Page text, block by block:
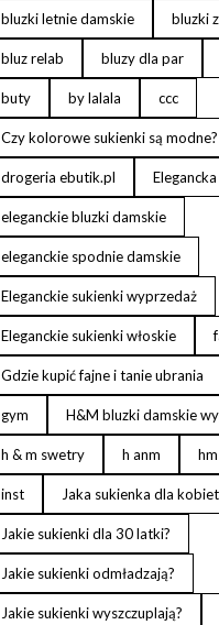
bluzki letnie damskie bluzki
bluz relab bluzy dla par
buty by lalala ccc
Czy kolorowe sukienki są modne?
drogeria ebutik.pl
eleganckie bluzki damskie
eleganckie spodnie damskie
Eleganckie sukienki wyprzedaż
Eleganckie sukienki włoskie
Gdzie kupić fajne i tanie ubrania
gym H&M bluzki damskie
h & m swetry h anm
inst Jaka sukienka dla
Jakie sukienki dla 30 latki?
Jakie sukienki odmładzają?
Jakie sukienki wyszczuplają?